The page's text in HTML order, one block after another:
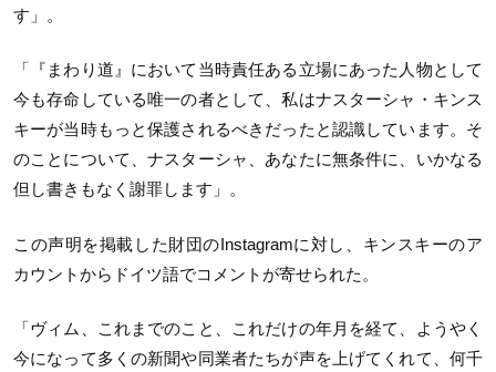
す」。
「『まわり道』において当時責任ある立場にあった人物として
今も存命している唯一の者として、私はナスターシャ・キンス
キーが当時もっと保護されるべきだったと認識しています。そ
のことについて、ナスターシャ、あなたに無条件に、いかなる
但し書きもなく謝罪します」。
この声明を掲載した財団のInstagramに対し、キンスキーのア
カウントからドイツ語でコメントが寄せられた。
「ヴィム、これまでのこと、これだけの年月を経て、ようやく
今になって多くの新聞や同業者たちが声を上げてくれて、何千